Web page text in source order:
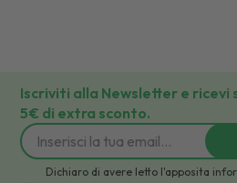
Iscriviti alla Newsletter e ricevi
5€ di extra sconto.
Dichiaro di avere letto l'apposita